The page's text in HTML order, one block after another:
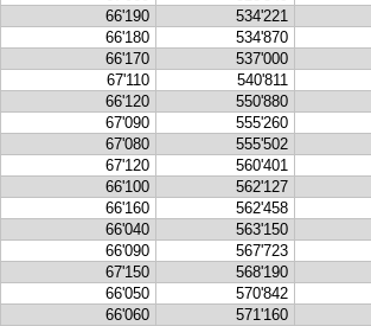
66'190 534'221
66'180 534'870
66'170 537'000
67'110 540'811
66'120 550'880
67'090 555'260
67'080 555'502
67'120 560'401
66'100 562'127
66'160 562'458
66'040 563'150
66'090 567'723
67'150 568'190
66'050 570'842
66'060 571'160